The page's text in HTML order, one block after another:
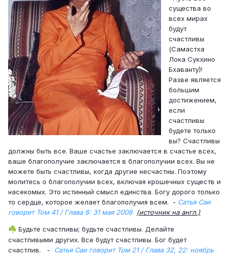
существа во
всех мирах
будут
счастливы
(Самастха
Лока Сукхино
Бхаванту)!
Разве является
большим
достижением,
если
счастливы
будете только
вы? Счастливы
должны быть все. Ваше счастье заключается в счастье всех,
ваше благополучие заключается в благополучии всех. Вы не
можете быть счастливы, когда другие несчастны. Поэтому
молитесь о благополучии всех, включая крошечных существ и
насекомых. Это истинный смысл единства. Богу дорого только
то сердце, которое желает благополучия всем. - Сатья Саи
говорит Том 41 / Глава 8: 31 мая 2008
(источник на англ.)
☘️ Будьте счастливы; будьте счастливы. Делайте
счастливыми других. Все будут счастливы. Бог будет
счастлив. - Сатья Саи говорит Том 21 / Глава 32, 22: ноябрь